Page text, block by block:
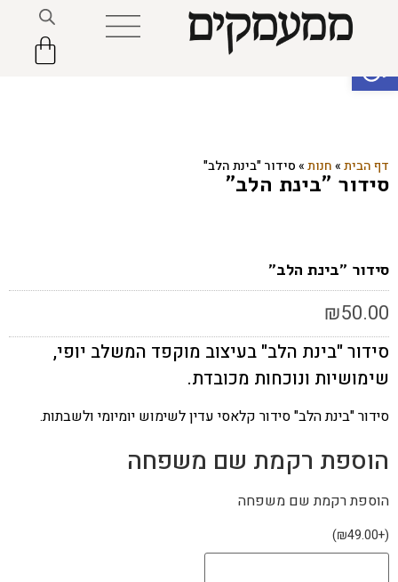
פתח סרגל נגישות
דף הבית»חנות»סידור "בינת הלב"
סידור "בינת הלב"
סידור "בינת הלב"
₪50.00
סידור "בינת הלב" בעיצוב מוקפד המשלב יופי,
שימושיות ונוכחות מכובדת.
סידור "בינת הלב" סידור קלאסי עדין לשימוש יומיומי ולשבתות.
הוספת רקמת שם משפחה
הוספת רקמת שם משפחה
(
+
₪49.00
)